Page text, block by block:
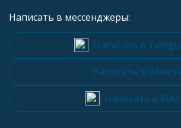
Написать в мессенджеры:
Написать в
Написать в
Написать в MAX